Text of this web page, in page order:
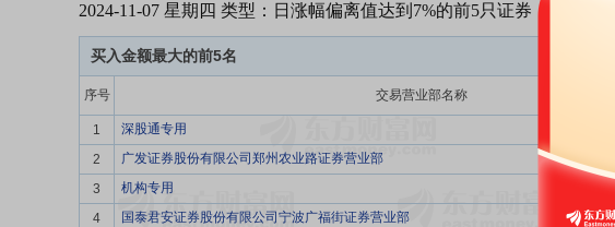
2024-11-07 星期四 类型：日涨幅偏离值达到7%的前5只证券
买入金额最大的前5名
序号 交易营业部名称
1 深股通专用
2
广发证券股份有限公司郑州农业路证券营业部 25次
3
机构专用 2739
4
国泰君安证券股份有限公司宁波广福街证券营业部 2次